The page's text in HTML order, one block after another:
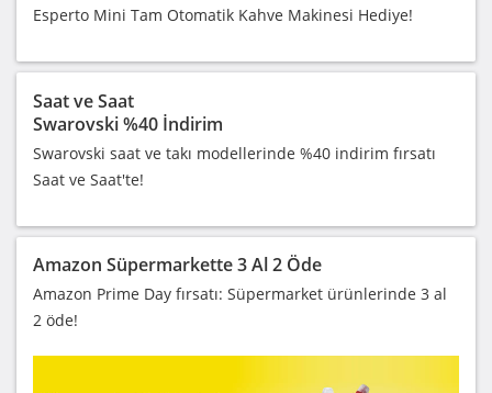
Esperto Mini Tam Otomatik Kahve Makinesi Hediye!
Saat ve Saat
Swarovski %40 İndirim
Swarovski saat ve takı modellerinde %40 indirim fırsatı
Saat ve Saat'te!
Amazon Süpermarkette 3 Al 2 Öde
Amazon Prime Day fırsatı: Süpermarket ürünlerinde 3 al
2 öde!